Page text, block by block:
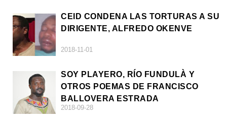
CEID CONDENA LAS TORTURAS A SU
DIRIGENTE, ALFREDO OKENVE
2018-11-01
SOY PLAYERO, RÍO FUNDULÀ Y
OTROS POEMAS DE FRANCISCO
BALLOVERA ESTRADA
2018-09-28